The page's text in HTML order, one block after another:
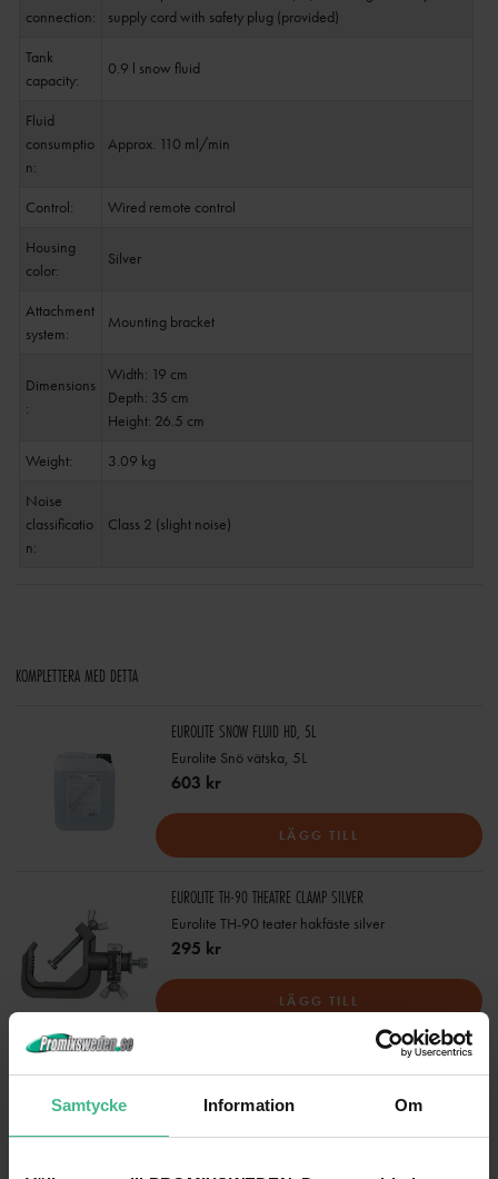
Samtycke Information Om
connection:
supply cord with safety plug (provided)
Tank
capacity:
0.9 l snow fluid
Fluid
consumptio
n:
Approx. 110 ml/min
Control:
Wired remote control
Housing
color:
Silver
Attachment
system:
Mounting bracket
Dimensions
:
Width: 19 cm
Depth: 35 cm
Height: 26.5 cm
Weight:
3.09 kg
Noise
classificatio
n:
Class 2 (slight noise)
KOMPLETTERA MED DETTA
EUROLITE SNOW FLUID HD, 5L
Eurolite Snö vätska, 5L
603 kr
LÄGG TILL
EUROLITE TH-90 THEATRE CLAMP SILVER
Eurolite TH-90 teater hakfäste silver
295 kr
LÄGG TILL
435 kr